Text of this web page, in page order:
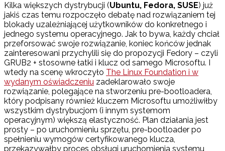
Kilka większych dystrybucji (Ubuntu, Fedora, SUSE) już
jakiś czas temu rozpoczęło debatę nad rozwiązaniem tej
blokady uzależniającej użytkowników do konkretnego i
jednego systemu operacyjnego. Jak to bywa, każdy chciał
przeforsować swoje rozwiązanie, koniec końców jednak
zainteresowani przychylili się do propozycji Fedory – czyli
GRUB2 + stosowne łatki i klucz od samego Microsoftu. I
wtedy na scenę wkroczyło The Linux Foundation i w
wydanym oświadczeniu zadeklarowało swoje
rozwiązanie, polegające na stworzeniu pre-bootloadera,
który podpisany również kluczem Microsoftu umożliwiłby
wszystkim dystrybucjom (i innym systemom
operacyjnym) większą elastyczność. Plan działania jest
prosty – po uruchomieniu sprzętu, pre-bootloader po
spełnieniu wymogów certyfikowanego klucza,
przekazywałby proces obsługi uruchomienia systemu